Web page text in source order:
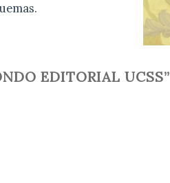
EDITORIAL UCSS”